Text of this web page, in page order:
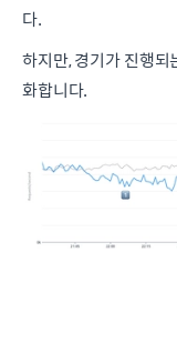
다.
하지만, 경기가 진행되
화합니다.